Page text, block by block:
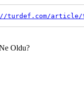
turdef.com/article/
Oldu?